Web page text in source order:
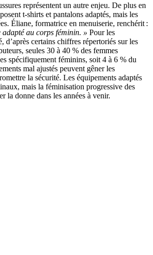
représentent un autre enjeu. De plus en
t-shirts et pantalons adaptés, mais les
Éliane, formatrice en menuiserie, renchérit :
adapté au corps féminin. » Pour les
d’après certains chiffres répertoriés sur les
seules 30 à 40 % des femmes
spécifiquement féminins, soit 4 à 6 % du
mal ajustés peuvent gêner les
la sécurité. Les équipements adaptés
mais la féminisation progressive des
la donne dans les années à venir.